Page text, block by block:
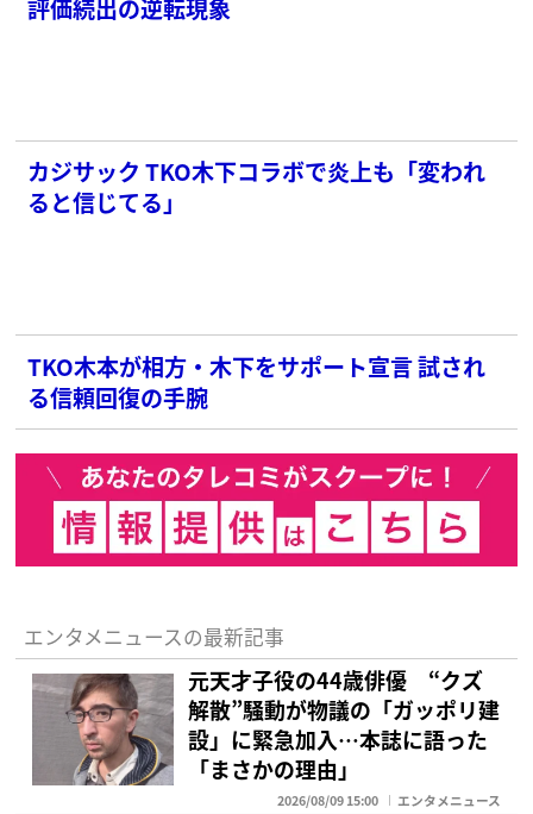
評価続出の逆転現象
カジサック TKO木下コラボで炎上も「変われ
ると信じてる」
TKO木本が相方・木下をサポート宣言 試され
る信頼回復の手腕
エンタメニュースの最新記事
元天才子役の44歳俳優 “クズ
解散”騒動が物議の「ガッポリ建
設」に緊急加入…本誌に語った
「まさかの理由」
2026/08/09 15:00 エンタメニュース